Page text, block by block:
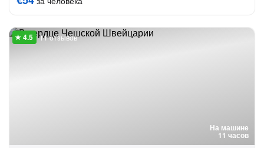
На машине
11 часов
11 отзывов